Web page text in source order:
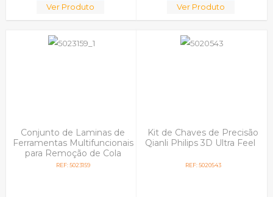
Ver Produto Ver Produto
Conjunto de Laminas de
Ferramentas Multifuncionais
para Remoção de Cola
QianLi 011
REF: 5023159
Kit de Chaves de Precisão
Qianli Philips 3D Ultra Feel
REF: 5020543